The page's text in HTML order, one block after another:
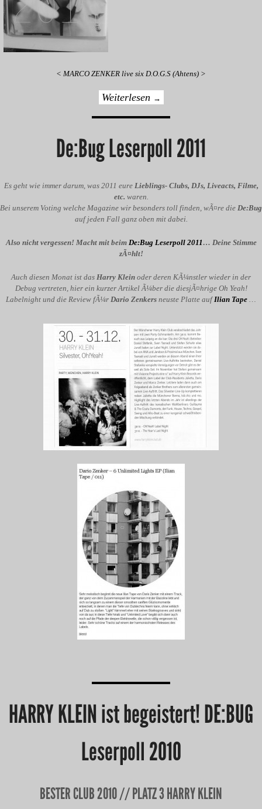
< MARCO ZENKER live six D.O.G.S (Ahtens) >
Weiterlesen →
De:Bug Leserpoll 2011
Es geht wie immer darum, was 2011 eure Lieblings- Clubs, DJs, Liveacts, Filme,
etc. waren.
Bei unserem Voting welche Magazine wir besonders toll finden, wÃ¤re die De:Bug
auf jeden Fall ganz oben mit dabei.
Also nicht vergessen! Macht mit beim De:Bug Leserpoll 2011… Deine Stimme
zÃ¤hlt!
Auch diesen Monat ist das Harry Klein oder deren KÃ¼nstler wieder in der
Debug vertreten, hier ein kurzer Artikel Ã¼ber die diesjÃ¤hrige Oh Yeah!
Labelnight und die Review fÃ¼r Dario Zenkers neuste Platte aufIlian Tape …
HARRY KLEIN ist begeistert! DE:BUG
Leserpoll 2010
BESTER CLUB 2010 // PLATZ 3 HARRY KLEIN